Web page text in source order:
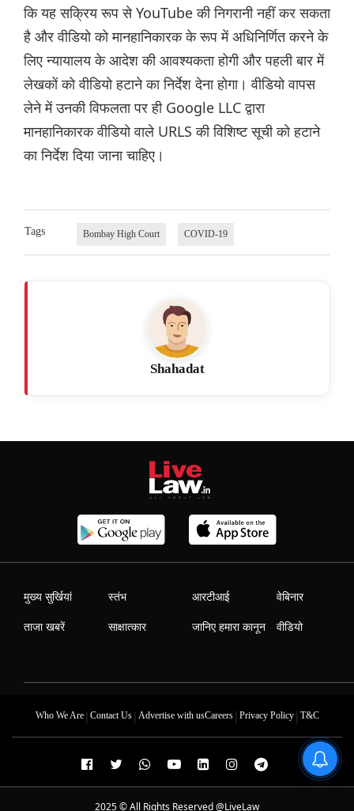
कि यह सक्रिय रूप से YouTube की निगरानी नहीं कर सकता
है और वीडियो को मानहानिकारक के रूप में अधिनिर्णित करने के
लिए न्यायालय के आदेश की आवश्यकता होगी और पहली बार में
लेखकों को वीडियो हटाने का निर्देश देना होगा। वीडियो वापस
लेने में उनकी विफलता पर ही Google LLC द्वारा
मानहानिकारक वीडियो वाले URLS की विशिष्ट सूची को हटाने
का निर्देश दिया जाना चाहिए।
Tags Bombay High Court COVID-19
Shahadat
मुख्य सुर्खियां
ताजा खबरें
स्तंभ
साक्षात्कार
आरटीआई
जानिए हमारा कानून
वेबिनार
वीडियो
Who We Are| Contact Us| Advertise with usCareers| Privacy Policy| T&C
2025 © All Rights Reserved @LiveLaw